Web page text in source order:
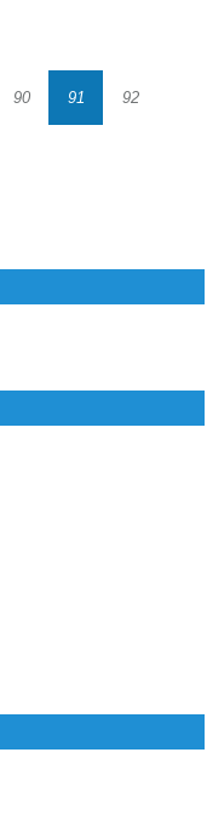
Sayfa
90 Sayfa
91 Sayfa
92